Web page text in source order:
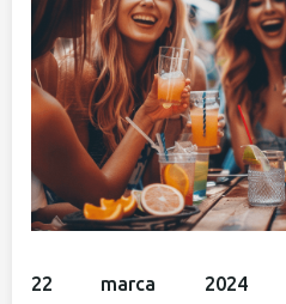
22 marca 2024